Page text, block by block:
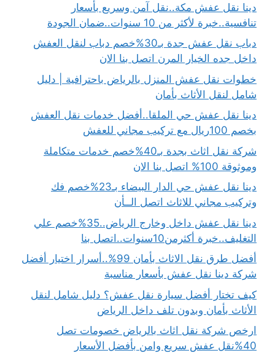
دينا نقل عفش مكة..نقل آمن وسريع بأسعار
تنافسية..خبرة لأكثر من 10 سنوات..ضمان الجودة
دباب نقل عفش جدة بـ30%خصم دباب لنقل العفش
داخل جده الخيار المرن اتصل بنا الان
خطوات نقل عفش المنزل بالرياض باحترافية | دليل
شامل لنقل الأثاث بأمان
دينا نقل عفش حي الملقا..أفضل خدمات نقل العفش
بخصم 100ريال مع تركيب مجاني للعفش
شركة نقل اثاث بجدة بـ40%خصم خدمات متكاملة
وموثوقة 100% اتصل بنا الان
دينا نقل عفش حي الدار البيضاء بـ23%خصم فك
وتركيب مجاني للاثاث اتصل الــأن
دينا نقل عفش داخل وخارج الرياض..35%خصم علي
التغليف..خبرة أكثرمن10سنوات..اتصل بنا
أفضل طرق نقل الاثاث بأمان 99%..أسرار اختيار أفضل
شركة دينا نقل عفش بأسعار مناسبة
كيف تختار أفضل سيارة نقل عفش؟ دليل شامل لنقل
الأثاث بأمان وبدون تلف داخل الرياض
ارخص شركة نقل اثاث بالرياض خصومات تصل
40%نقل عفش سريع وامن بأفضل الأسعار